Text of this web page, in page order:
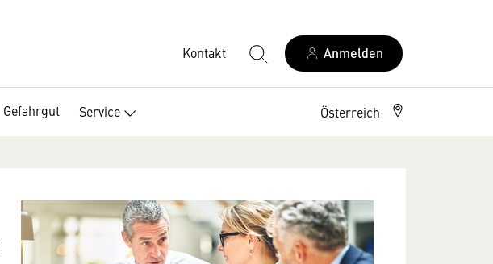
Kontakt Anmelden
Gefahrgut Service Österreich